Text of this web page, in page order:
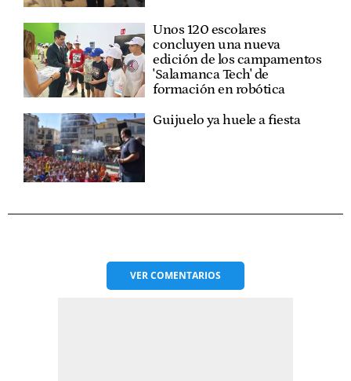
Unos 120 escolares
concluyen una nueva
edición de los campamentos
'Salamanca Tech' de
formación en robótica
Guijuelo ya huele a fiesta
VERCOMENTARIOS